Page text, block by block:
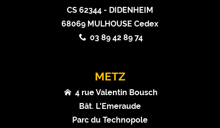
CS 62344 - DIDENHEIM
68069 MULHOUSE Cedex
03 89 42 89 74
METZ
4 rue Valentin Bousch
Bât. L'Emeraude
Parc du Technopole